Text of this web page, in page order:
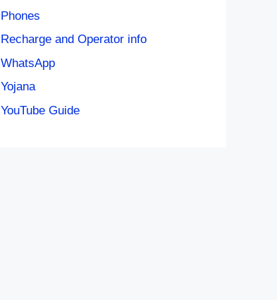
Phones
Recharge and Operator info
WhatsApp
Yojana
YouTube Guide